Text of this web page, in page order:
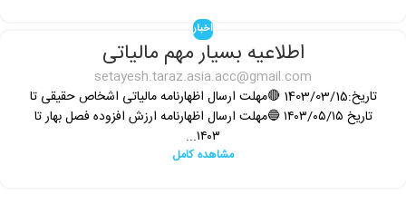
اخبار
اطلاعیه بسیار مهم مالیاتی
setayesh.taraz.asia.acc@gmail.com
تاریخ:1403/03/15 🔴مهلت ارسال اظهارنامه مالیاتی اشخاص حقیقی تا
تاریخ ۱۴۰۳/۰۵/۱۵ 🔵مهلت ارسال اظهارنامه ارزش افزوده فصل بهار تا
۱۴۰۳...
مشاهده کامل